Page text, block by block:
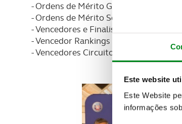
Este website
Este Website
informações
- Ordens de Mérito Grande Prémio Net,
- Ordens de Mérito Seniores, Master
- Vencedores e Finalistas Match Play
- Vencedor Rankings Nevada Bob's
- Vencedores Circuito 9 buracos